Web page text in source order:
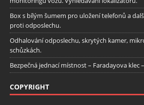
Box s bílým šumem pro uložení telefonů a
proti odposlechu.
Odhalování odposlechu, skrytých kamer,
schůzkách.
Bezpečná jednací místnost – Faradayova klec
COPYRIGHT